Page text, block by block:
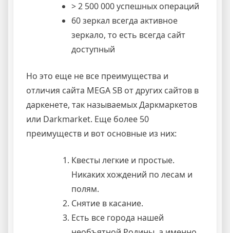
> 2 500 000 успешных операций
60 зеркал всегда активное
зеркало, то есть всегда сайт
доступный
Но это еще не все преимущества и
отличия сайта MEGA SB от других сайтов в
даркенете, так называемых Даркмаркетов
или Darkmarket. Еще более 50
преимуществ и вот основные из них:
Квесты легкие и простые.
Никаких хождений по лесам и
полям.
Снятие в касание.
Есть все города нашей